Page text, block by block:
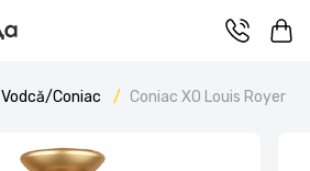
Vodcă/Coniac Coniac XO Louis Royer